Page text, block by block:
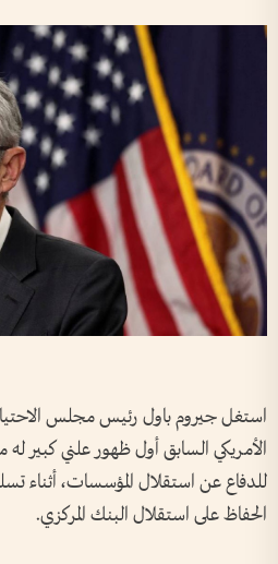
استغل جيروم باول رئيس مجلس
الأمريكي السابق أول ظهور علني كبير
للدفاع عن استقلال المؤسسات، أثناء
الحفاظ على استقلال البنك المركزي.